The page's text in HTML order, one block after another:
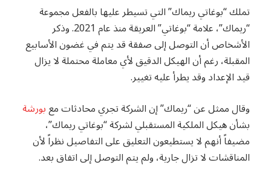
تملك “بوغاتي ريماك” التي تسيطر عليها بالفعل مجموعة
“ريماك”، علامة “بوغاتي” العريقة منذ عام 2021. وذكر
الأشخاص أن التوصل إلى صفقة قد يتم في غضون الأسابيع
المقبلة، رغم أن الهيكل الدقيق لأي معاملة محتملة لا يزال
قيد الإعداد وقد يطرأ عليه تغيير.
وقال ممثل عن “ريماك” إن الشركة تجري محادثات معبورشة
بشأن هيكل الملكية المستقبلي لشركة “بوغاتي ريماك”،
مضيفاً أنهم لا يستطيعون التعليق على التفاصيل نظراً لأن
المناقشات لا تزال جارية، ولم يتم التوصل إلى اتفاق بعد.